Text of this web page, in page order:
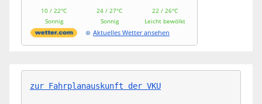
10 / 22°C
Sonnig
24 / 27°C
Sonnig
22 / 26°C
Leicht bewölkt
Aktuelles Wetter ansehen
zur Fahrplanauskunft der VKU